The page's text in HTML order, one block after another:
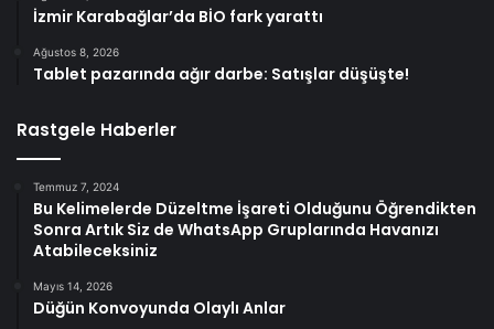
İzmir Karabağlar’da BİO fark yarattı
Ağustos 8, 2026
Tablet pazarında ağır darbe: Satışlar düşüşte!
Rastgele Haberler
Temmuz 7, 2024
Bu Kelimelerde Düzeltme İşareti Olduğunu Öğrendikten
Sonra Artık Siz de WhatsApp Gruplarında Havanızı
Atabileceksiniz
Mayıs 14, 2026
Düğün Konvoyunda Olaylı Anlar